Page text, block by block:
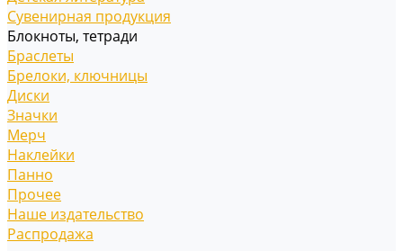
Сувенирная продукция
Блокноты, тетради
Браслеты
Брелоки, ключницы
Диски
Значки
Мерч
Наклейки
Панно
Прочее
Наше издательство
Распродажа